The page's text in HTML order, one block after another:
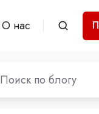
О нас